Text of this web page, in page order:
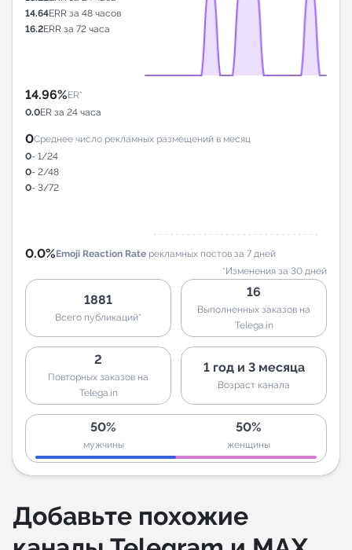
14.64ERR за 48 часов
16.2ERR за 72 часа
14.96%ER*
0.0ER за 24 часа
0Среднее число рекламных размещений в месяц
0- 1/24
0- 2/48
0- 3/72
0.0%Emoji Reaction Rate рекламных постов за 7 дней
*Изменения за 30 дней
1881
Всего публикаций*
16
Выполненных заказов на
Telega.in
2
Повторных заказов на
Telega.in
1 год и 3 месяца
Возраст канала
50%
мужчины
50%
женщины
Добавьте похожие